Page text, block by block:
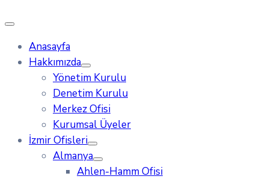
Anasayfa
Hakkımızda
Yönetim Kurulu
Denetim Kurulu
Merkez Ofisi
Kurumsal Üyeler
İzmir Ofisleri
Almanya
Ahlen-Hamm Ofisi